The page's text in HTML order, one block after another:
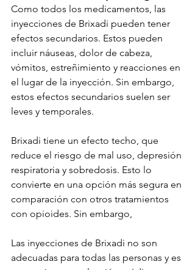
Como todos los medicamentos, las
inyecciones de Brixadi pueden tener
efectos secundarios. Estos pueden
incluir náuseas, dolor de cabeza,
vómitos, estreñimiento y reacciones en
el lugar de la inyección. Sin embargo,
estos efectos secundarios suelen ser
leves y temporales.
Brixadi tiene un efecto techo, que
reduce el riesgo de mal uso, depresión
respiratoria y sobredosis. Esto lo
convierte en una opción más segura en
comparación con otros tratamientos
con opioides. Sin embargo,
Las inyecciones de Brixadi no son
adecuadas para todas las personas y es